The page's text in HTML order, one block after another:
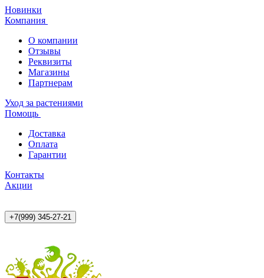
Новинки
Компания
О компании
Отзывы
Реквизиты
Магазины
Партнерам
Уход за растениями
Помощь
Доставка
Оплата
Гарантии
Контакты
Акции
+7(999) 345-27-21